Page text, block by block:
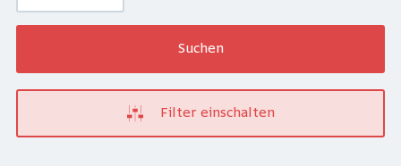
Suchen
Filter einschalten